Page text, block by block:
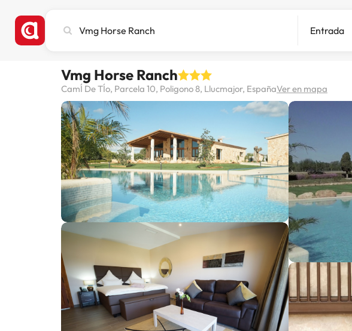
ciudad,
destino
Entrada
Vmg Horse Ranch
CamÍ De TÍo, Parcela 10, Poligono 8, Llucmajor, EspañaVer en mapa